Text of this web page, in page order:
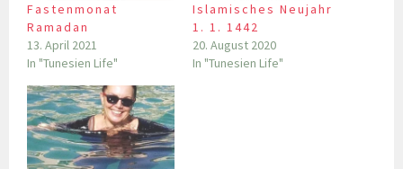
Fastenmonat
Ramadan
13. April 2021
In "Tunesien Life"
Islamisches Neujahr
1. 1. 1442
20. August 2020
In "Tunesien Life"